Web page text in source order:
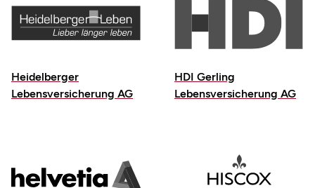
Heidelberger
Lebensversicherung AG
HDI Gerling
Lebensversicherung AG